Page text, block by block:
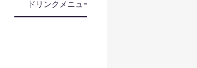
ドリンクメニュー